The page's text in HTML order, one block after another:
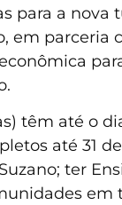
para a nova
em parceria
têm até o
até 31
ter
em